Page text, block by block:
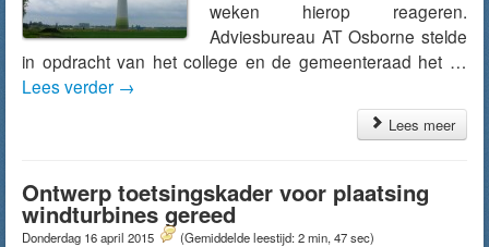
weken hierop reageren.
Adviesbureau AT Osborne stelde
in opdracht van het college en de gemeenteraad het …
Lees verder →
Lees meer
Ontwerp toetsingskader voor plaatsing
windturbines gereed
Donderdag 16 april 2015 (Gemiddelde leestijd: 2 min, 47 sec)